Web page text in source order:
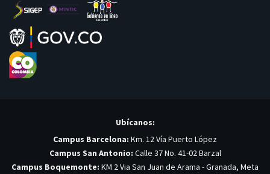
Ubícanos:
Campus Barcelona: Km. 12 Vía Puerto López
Campus San Antonio: Calle 37 No. 41-02 Barzal
Campus Boquemonte: KM 2 Via San Juan de Arama - Granada, Meta